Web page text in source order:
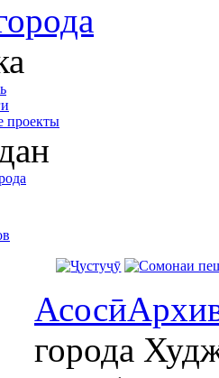
проекты
Асосӣ
города